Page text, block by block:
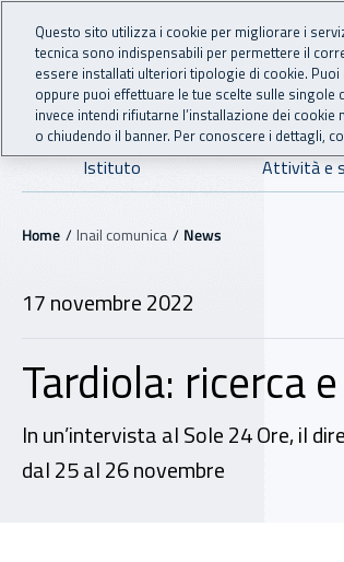
Vai al menu principale
Vai al contenuto principale
INAIL - Istituto
Navigazione
Istituto Attività e
Navigazione - Ti trovi in:
Home Inail comunica News
17 novembre 2022
Tardiola: ricerca
In un’intervista al Sole 24 Ore, il
dal 25 al 26 novembre
Questo sito utilizza i cookie per migliorare i
tecnica sono indispensabili per permettere il
essere installati ulteriori tipologie di cookie. Puoi
oppure puoi effettuare le tue scelte sulle singole
invece intendi rifiutarne l’installazione dei cookie
o chiudendo il banner. Per conoscere i dettagli,